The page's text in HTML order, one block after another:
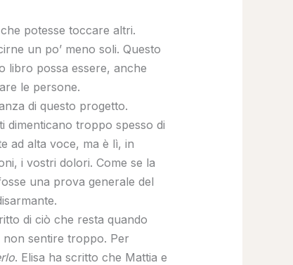
potesse toccare altri.
un po’ meno soli. Questo
libro possa essere, anche
le persone.
di questo progetto.
dimenticano troppo spesso di
ad alta voce, ma è lì, in
i vostri dolori. Come se la
una prova generale del
di ciò che resta quando
sentire troppo. Per
. Elisa ha scritto che Mattia e